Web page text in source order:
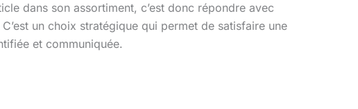
dans son assortiment, c’est donc répondre avec
un choix stratégique qui permet de satisfaire une
et communiquée.